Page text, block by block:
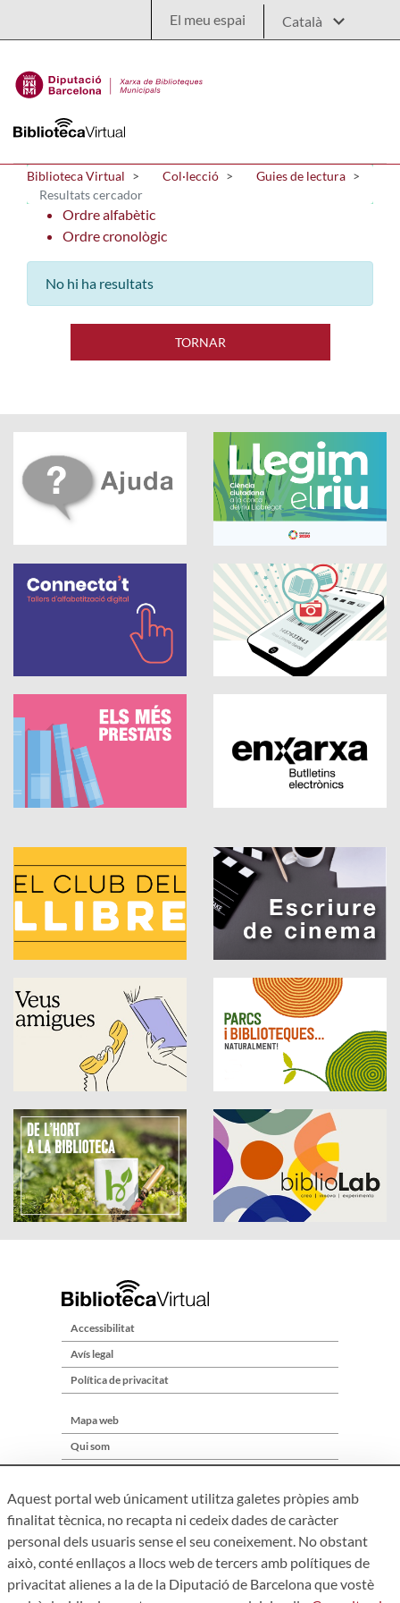
El meu espai
Biblioteca Virtual Col·lecció
Guies de lectura
Resultats cercador
Ordre alfabètic
Ordre cronològic
No hi ha resultats
TORNAR
Accessibilitat
Avís legal
Política de privacitat
Mapa web
Qui som
Aquest portal web únicament utilitza galetes pròpies amb
finalitat tècnica, no recapta ni cedeix dades de caràcter
personal dels usuaris sense el seu coneixement. No obstant
això, conté enllaços a llocs web de tercers amb polítiques de
privacitat alienes a la de la Diputació de Barcelona que vostè